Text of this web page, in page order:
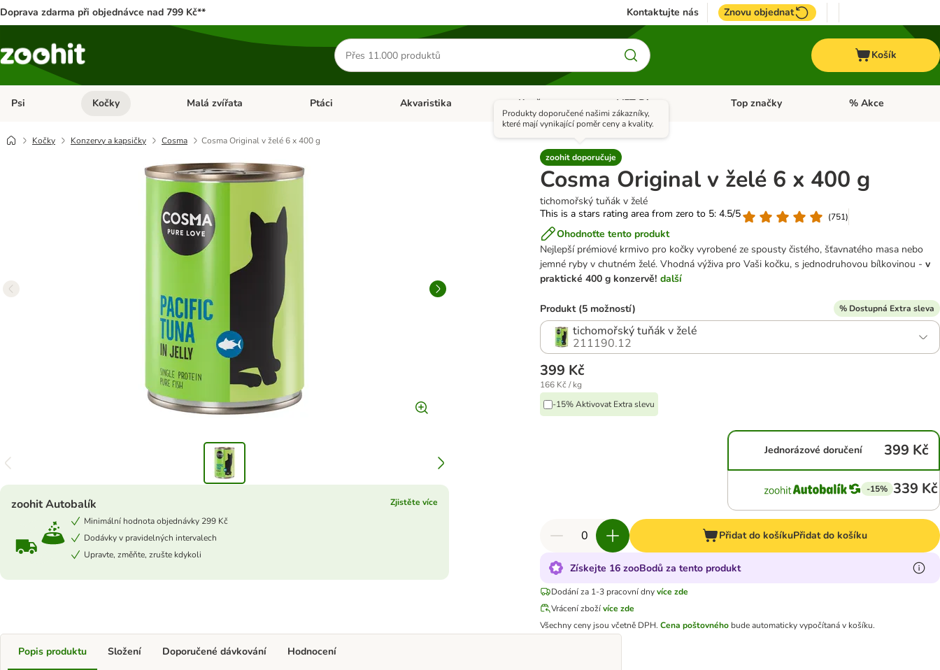
Doprava zdarma při objednávce nad 799 Kč** Kontaktujte nás Znovu objednat
Hledat
produkty
Košík
Psi Otevřít menu: Psi
Kočky Otevřít menu: Kočky
Malá zvířata Otevřít menu: Malá zvířata
Ptáci Otevřít menu: Ptáci
Akvaristika Otevřít menu: Akvaristika
Koně Otevřít menu: Koně
+ VET Dieta Otevřít menu: + VET Dieta
Top značky Otevřít menu: Top
% Akce
Kočky Konzervy a kapsičky Cosma
Cosma Original v želé 6 x 400 g
zoohit doporučuje
Produkty doporučené našimi zákazníky,
které mají vynikající poměr ceny a kvality.
Cosma Original v želé 6 x 400 g
tichomořský tuňák v želé
This is a stars rating area from zero to 5: 4.5/5
(751)
Ohodnoťte tento produkt
Nejlepší prémiové krmivo pro kočky vyrobené ze spousty čistého, šťavnatého masa nebo
jemné ryby v chutném želé. Vhodná výživa pro Vaši kočku, s jednodruhovou bílkovinou -v
praktické 400 g konzervě! další
zoohit Autobalík
Zjistěte více
Minimální hodnota objednávky 299 Kč
Dodávky v pravidelných intervalech
Upravte, změňte, zrušte kdykoli
Produkt (5 možností) % Dostupná Extra sleva
tichomořský tuňák v želé
211190.12
399 Kč
166 Kč / kg
-15% Aktivovat Extra slevu
Jednorázové doručení 399 Kč
-15% 339 Kč
Přidat do košíkuPřidat do košíku
Získejte 16 zooBodů za tento produkt
Dodání za 1-3 pracovní dny více zde
Vrácení zbožívíce zde
Všechny ceny jsou včetně DPH. Cena poštovného bude automaticky vypočítaná v košíku.
Popis produktu Složení Doporučené dávkování Hodnocení